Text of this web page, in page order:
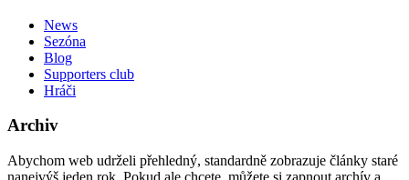
News
Sezóna
Blog
Supporters club
Hráči
Archiv
Abychom web udrželi přehledný, standardně zobrazuje články staré
nanejvýš jeden rok. Pokud ale chcete, můžete si zapnout archív a